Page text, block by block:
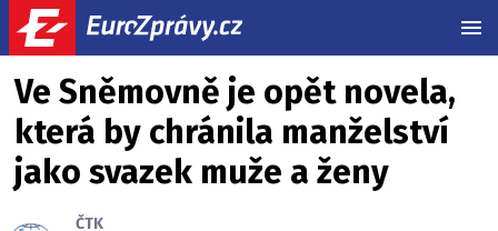
Ve Sněmovně je opět novela,
která by chránila manželství
jako svazek muže a ženy
ČTK